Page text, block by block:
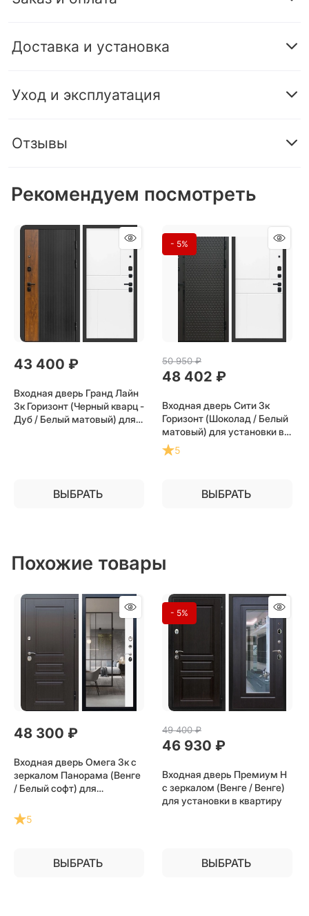
Доставка и установка
Уход и эксплуатация
Отзывы
Рекомендуем посмотреть
43 400 ₽
Входная дверь Гранд Лайн
3к Горизонт (Черный кварц -
Дуб / Белый матовый) для
ВЫБРАТЬ
- 5%
50 950 ₽
48 402 ₽
Входная дверь Сити 3к
Горизонт (Шоколад / Белый
матовый) для установки в
квартиру
5
ВЫБРАТЬ
Похожие товары
48 300 ₽
Входная дверь Омега 3к с
зеркалом Панорама (Венге
/ Белый софт) для
5
ВЫБРАТЬ
- 5%
49 400 ₽
46 930 ₽
Входная дверь Премиум Н
с зеркалом (Венге / Венге)
для установки в квартиру
ВЫБРАТЬ